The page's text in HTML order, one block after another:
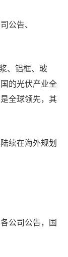
公告、
、铝框、玻
的光伏产业全
全球领先，其
续在海外规划
公司公告，国